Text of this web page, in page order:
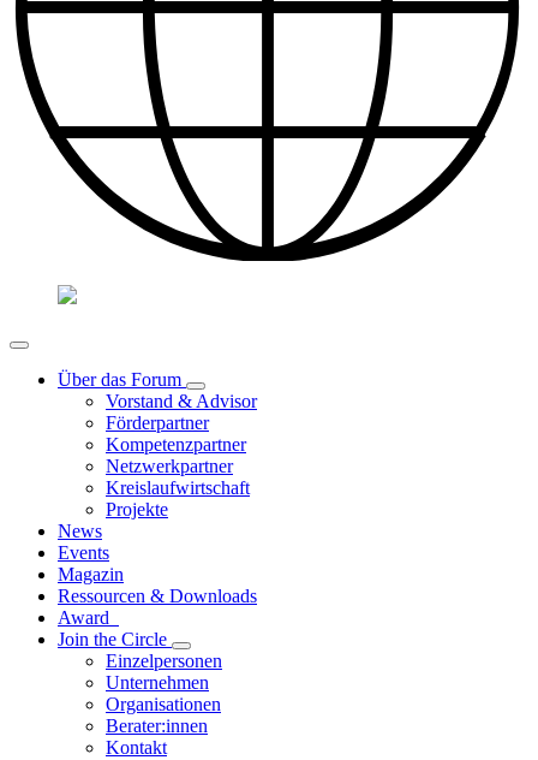
Über das Forum
Vorstand & Advisor
Förderpartner
Kompetenzpartner
Netzwerkpartner
Kreislaufwirtschaft
Projekte
News
Events
Magazin
Ressourcen & Downloads
Award
Join the Circle
Einzelpersonen
Unternehmen
Organisationen
Berater:innen
Kontakt